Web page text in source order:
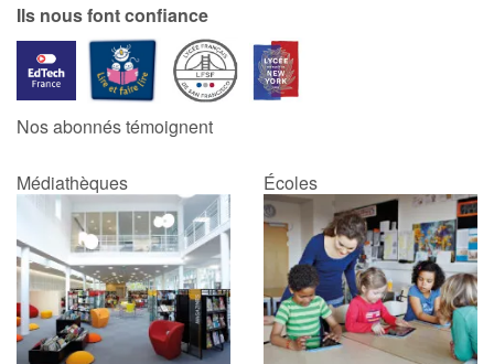
Formats et illustrations
Catalogue anglais
Contraste +
Aide
Accueil
Ils nous font confiance
Nos abonnés témoignent
Médiathèques Écoles